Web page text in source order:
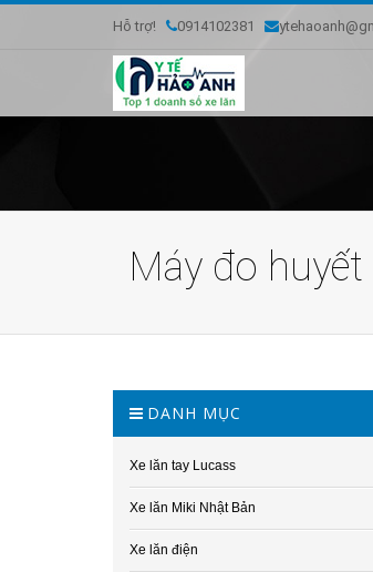
Hỗ trợ! 0914102381
Máy đo
DANH MỤC
Xe lăn tay Lucass
Xe lăn Miki Nhật Bản
Xe lăn điện